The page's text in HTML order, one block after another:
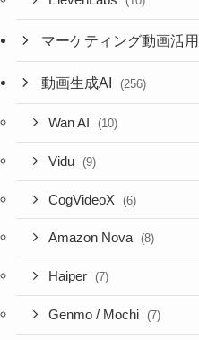
マーケティング動画活用
動画生成AI (256)
Wan AI (10)
Vidu (9)
CogVideoX (6)
Amazon Nova (8)
Haiper (7)
Genmo / Mochi (7)